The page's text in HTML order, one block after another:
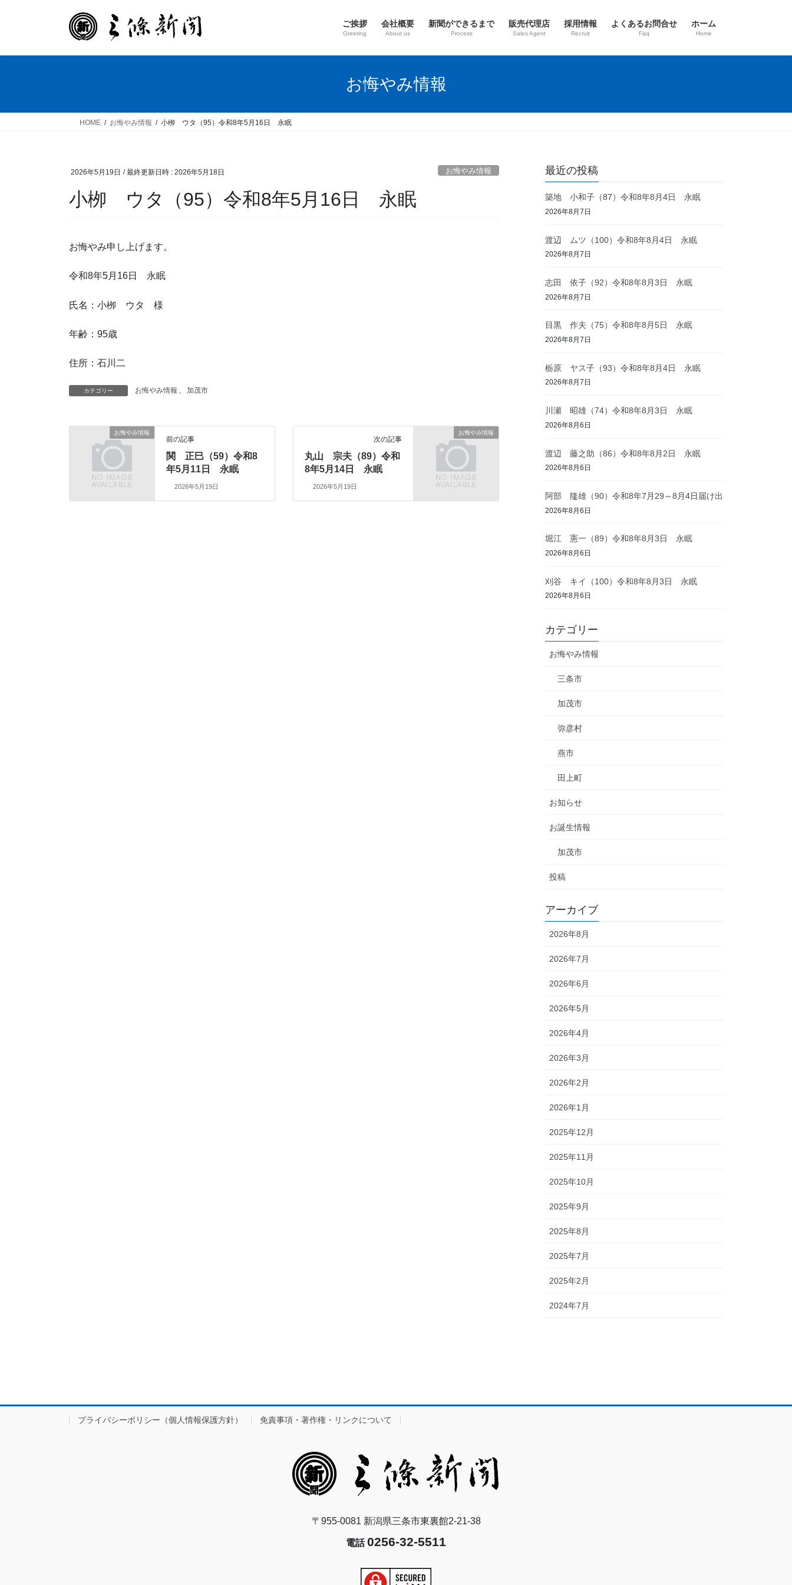
ご挨拶
Greeting
会社概要
About us
新聞ができるまで
Process
販売代理店
Sales Agent
採用情報
Recruit
よくあるお問合せ
Faq
ホーム
Home
お悔やみ情報
HOME お悔やみ情報 小栁 ウタ（95）令和8年5月16日 永眠
2026年5月19日 / 最終更新日時 : 2026年5月18日 お悔やみ情報
小栁 ウタ（95）令和8年5月16日 永眠
お悔やみ申し上げます。
令和8年5月16日 永眠
氏名：小栁 ウタ 様
年齢：95歳
住所：石川二
カテゴリー お悔やみ情報 、 加茂市
お悔やみ情報
前の記事
関 正巳（59）令和8
年5月11日 永眠
2026年5月19日
お悔やみ情報
次の記事
丸山 宗夫（89）令和
8年5月14日 永眠
2026年5月19日
最近の投稿
築地 小和子（87）令和8年8月4日 永眠
2026年8月7日
渡辺 ムツ（100）令和8年8月4日 永眠
2026年8月7日
志田 依子（92）令和8年8月3日 永眠
2026年8月7日
目黒 作夫（75）令和8年8月5日 永眠
2026年8月7日
栃原 ヤス子（93）令和8年8月4日 永眠
2026年8月7日
川瀬 昭雄（74）令和8年8月3日 永眠
2026年8月6日
渡辺 藤之助（86）令和8年8月2日 永眠
2026年8月6日
阿部 隆雄（90）令和8年7月29～8月4日届け出
2026年8月6日
堀江 憲一（89）令和8年8月3日 永眠
2026年8月6日
刈谷 キイ（100）令和8年8月3日 永眠
2026年8月6日
カテゴリー
お悔やみ情報
三条市
加茂市
弥彦村
燕市
田上町
お知らせ
お誕生情報
加茂市
投稿
アーカイブ
2026年8月
2026年7月
2026年6月
2026年5月
2026年4月
2026年3月
2026年2月
2026年1月
2025年12月
2025年11月
2025年10月
2025年9月
2025年8月
2025年7月
2025年2月
2024年7月
プライバシーポリシー（個人情報保護方針） 免責事項・著作権・リンクについて
〒955-0081 新潟県三条市東裏館2-21-38
電話0256-32-5511